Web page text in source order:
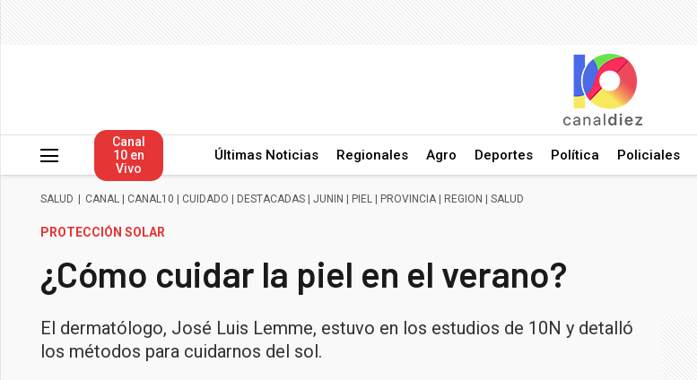
Canal
10 en
Vivo
Últimas Noticias Regionales Agro Deportes Política Policiales
SALUD CANAL CANAL10 CUIDADO DESTACADAS JUNIN PIEL PROVINCIA REGION SALUD
PROTECCIÓN SOLAR
¿Cómo cuidar la piel en el verano?
El dermatólogo, José Luis Lemme, estuvo en los estudios de 10N y detalló
los métodos para cuidarnos del sol.